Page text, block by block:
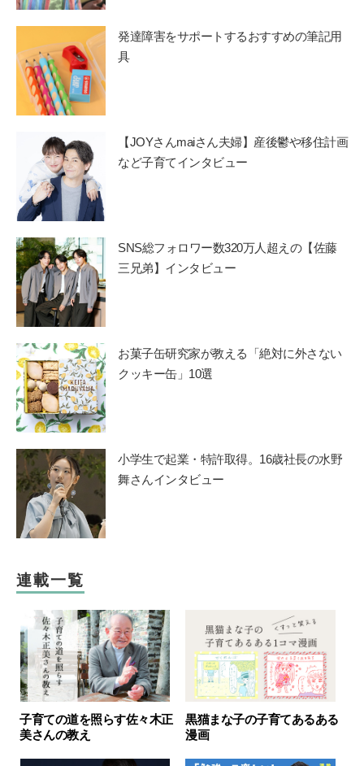
発達障害をサポートするおすすめの筆記用
具
【JOYさんmaiさん夫婦】産後鬱や移住計画
など子育てインタビュー
SNS総フォロワー数320万人超えの【佐藤
三兄弟】インタビュー
お菓子缶研究家が教える「絶対に外さない
クッキー缶」10選
小学生で起業・特許取得。16歳社長の水野
舞さんインタビュー
連載一覧
子育ての道を照らす佐々木正
美さんの教え
黒猫まな子の子育てあるある
漫画